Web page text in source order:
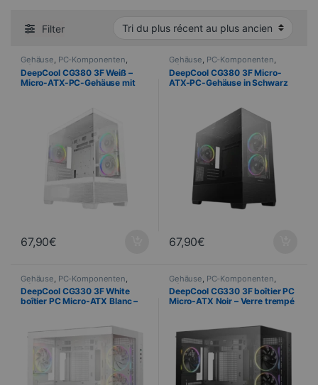
Filter
Gehäuse, PC-Komponenten,
Informatik
DeepCool CG380 3F Weiß –
Micro-ATX-PC-Gehäuse mit
67,90€
Gehäuse, PC-Komponenten,
Informatik
DeepCool CG380 3F Micro-
ATX-PC-Gehäuse in Schwarz
67,90€
Gehäuse PC-Komponenten
Informatik
DeepCool CG330 3F White
boîtier PC Micro-ATX Blanc –
Gehäuse PC-Komponenten
Informatik
DeepCool CG330 3F boîtier PC
Micro-ATX Noir – Verre trempé